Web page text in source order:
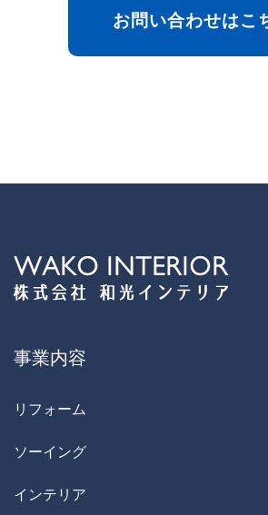
お問い合わせはこ
事業内容
リフォーム
ソーイング
インテリア